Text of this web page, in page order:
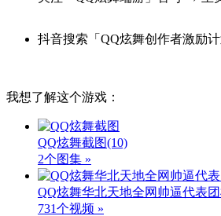
抖音搜索「QQ炫舞创作者激励
我想了解这个游戏：
QQ炫舞截图(10)
2个图集 »
QQ炫舞华北天地全网帅逼代表
731个视频 »